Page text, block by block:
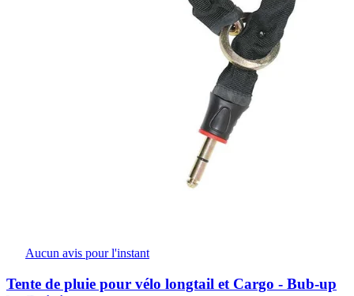
Aucun avis pour l'instant
Tente de pluie pour vélo longtail et Cargo - Bub-up